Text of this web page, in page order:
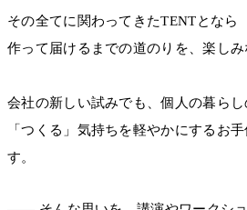
その全てに関わってきたTENTとなら
作って届けるまでの道のりを、楽しみ
会社の新しい試みでも、個人の暮らし
「つくる」気持ちを軽やかにするお
す。